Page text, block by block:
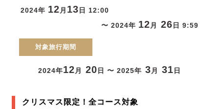
2024年 12 月 13 日 12:00
〜 2024年 12 月 26 日 9:59
対象旅行期間
2024年12 月 20 日 〜 2025年 3 月 31 日
クリスマス限定！全コース対象